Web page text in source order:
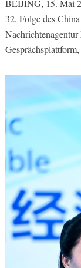
BEIJING, 15. Mai
32. Folge des
Nachrichtenagentur